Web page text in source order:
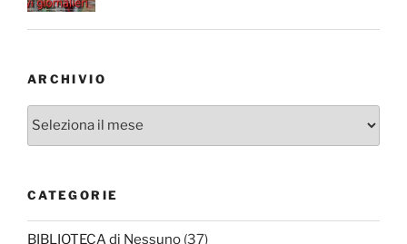
ARCHIVIO
Archivio
CATEGORIE
BIBLIOTECA di Nessuno (37)